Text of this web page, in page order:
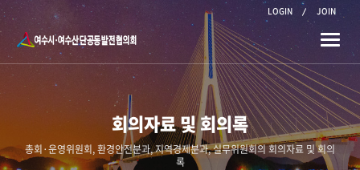
LOGIN JOIN
Toggle
회의자료 및 회의록
총회·운영위원회, 환경안전분과, 지역경제분과, 실무위원회의 회의자료 및 회의
록